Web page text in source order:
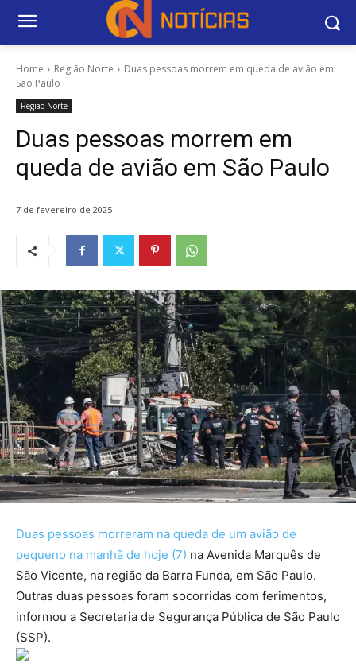
Home Região Norte
Duas pessoas morrem em queda de avião em
São Paulo
Região Norte
Duas pessoas morrem em
queda de avião em São Paulo
7 de fevereiro de 2025
Duas pessoas morreram na queda de um avião de
pequeno na manhã de hoje (7) na Avenida Marquês de
São Vicente, na região da Barra Funda, em São Paulo.
Outras duas pessoas foram socorridas com ferimentos,
informou a Secretaria de Segurança Pública de São Paulo
(SSP).